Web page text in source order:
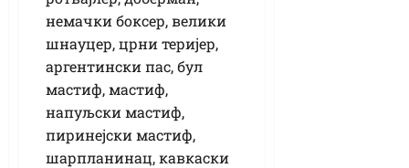
немачки боксер, велики
шнауцер, црни теријер,
аргентински пас, бул
мастиф, мастиф,
напуљски мастиф,
пиринејски мастиф,
шарпланинац, кавкаски